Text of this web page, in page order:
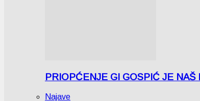
PRIOPĆENJE GI GOSPIĆ JE
Najave